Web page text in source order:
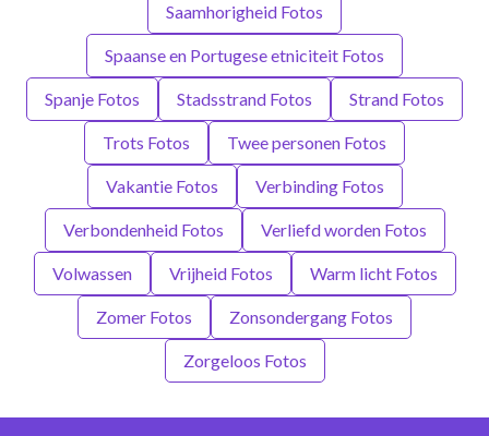
Saamhorigheid Fotos
Spaanse en Portugese etniciteit Fotos
Spanje Fotos Stadsstrand Fotos Strand Fotos
Trots Fotos Twee personen Fotos
Vakantie Fotos Verbinding Fotos
Verbondenheid Fotos Verliefd worden Fotos
Volwassen Vrijheid Fotos Warm licht Fotos
Zomer Fotos Zonsondergang Fotos
Zorgeloos Fotos